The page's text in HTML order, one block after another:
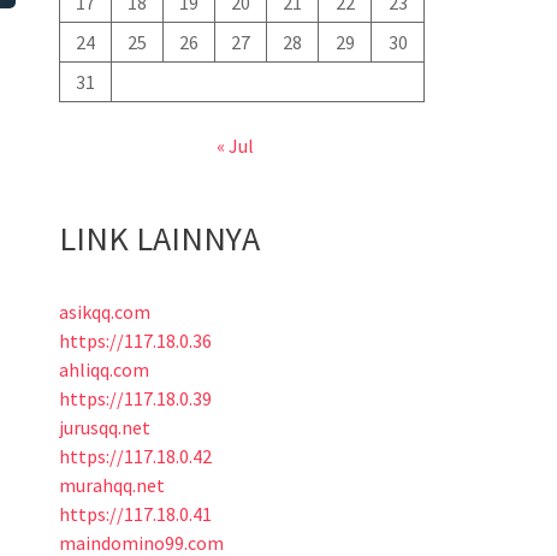
24
25 26 27 28 29
30
31
« Jul
LINK LAINNYA
asikqq.com
https://117.18.0.36
ahliqq.com
https://117.18.0.39
jurusqq.net
https://117.18.0.42
murahqq.net
https://117.18.0.41
maindomino99.com